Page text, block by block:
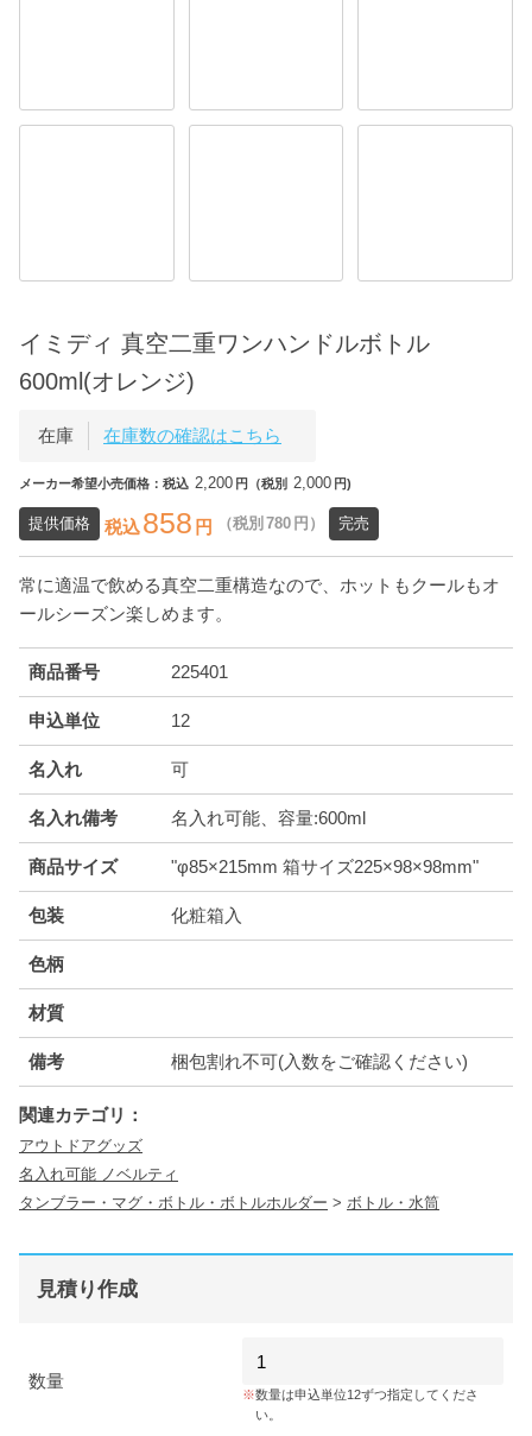
イミディ 真空二重ワンハンドルボトル
600ml(オレンジ)
在庫 在庫数の確認はこちら
メーカー希望小売価格：税込 2,200 円（税別 2,000 円)
提供価格 税込858 円 （税別 780 円） 完売
常に適温で飲める真空二重構造なので、ホットもクールもオ
ールシーズン楽しめます。
商品番号 225401
申込単位 12
名入れ 可
名入れ備考 名入れ可能、容量:600ml
商品サイズ "φ85×215mm 箱サイズ225×98×98mm"
包装 化粧箱入
色柄
材質
備考 梱包割れ不可(入数をご確認ください)
関連カテゴリ：
アウトドアグッズ
名入れ可能 ノベルティ
タンブラー・マグ・ボトル・ボトルホルダー > ボトル・水筒
見積り作成
数量
数量は申込単位12ずつ指定してくださ
い。